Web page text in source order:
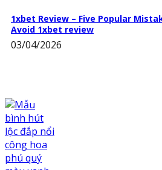
1xbet Review – Five Popular
Avoid 1xbet review
03/04/2026